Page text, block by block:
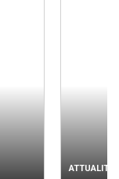
ATTUALITÀ